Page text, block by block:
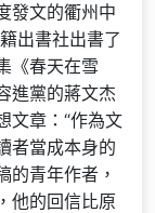
發文的衢州中
出書社出書了
《春天在雪
進黨的蔣文杰
文章：“作為文
者當成本身的
的青年作者，
他的回信比原